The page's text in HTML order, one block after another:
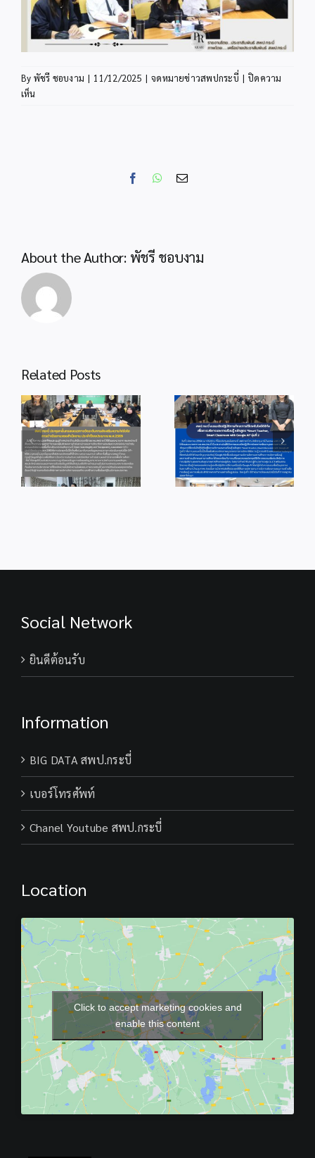
By พัชรี ชอบงาม | 11/12/2025 | จดหมายข่าวสพปกระบี่ | ปิดความ
เห็น
FacebookWhatsApp
Email
About the Author: พัชรี ชอบงาม
Related Posts
info 3-1 info 22-2
Social Network
ยินดีต้อนรับ
Information
BIG DATA สพป.กระบี่
เบอร์โทรศัพท์
Chanel Youtube สพป.กระบี่
Location
Click to accept marketing cookies and
enable this content